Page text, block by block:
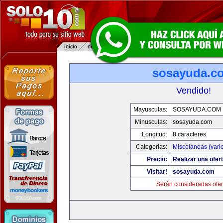
Vendido!
Mayusculas:
SOSAYUDA.COM
Minusculas:
sosayuda.com
Longitud:
8 caracteres
Categorias:
Miscelaneas
Precio:
Realizar una
Visitar!
sosayuda.com
Serán consideradas